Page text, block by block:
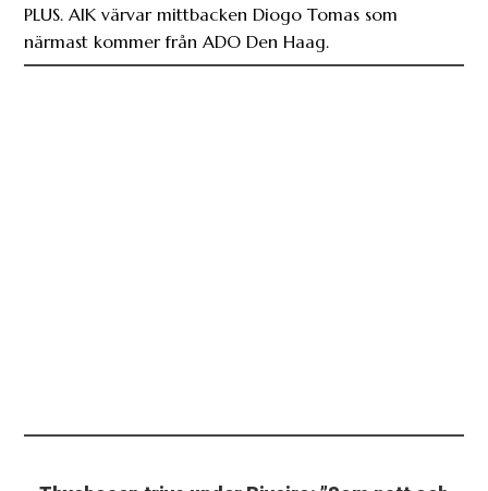
PLUS. AIK värvar mittbacken Diogo Tomas som
närmast kommer från ADO Den Haag.